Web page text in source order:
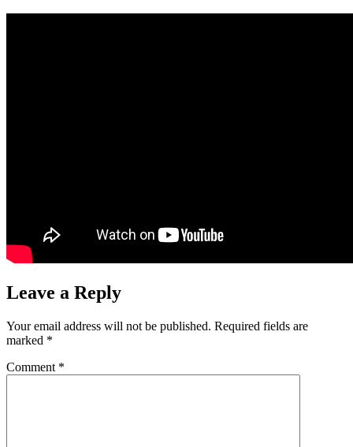
Leave a Reply
Your email address will not be published. Required fields are
marked *
Comment *